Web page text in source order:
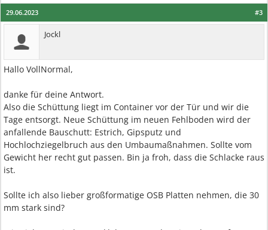
#3
29.06.2023
Jockl
Hallo VollNormal,
danke für deine Antwort.
Also die Schüttung liegt im Container vor der Tür und wir die
Tage entsorgt. Neue Schüttung im neuen Fehlboden wird der
anfallende Bauschutt: Estrich, Gipsputz und
Hochlochziegelbruch aus den Umbaumaßnahmen. Sollte vom
Gewicht her recht gut passen. Bin ja froh, dass die Schlacke raus
ist.
Sollte ich also lieber großformatige OSB Platten nehmen, die 30
mm stark sind?